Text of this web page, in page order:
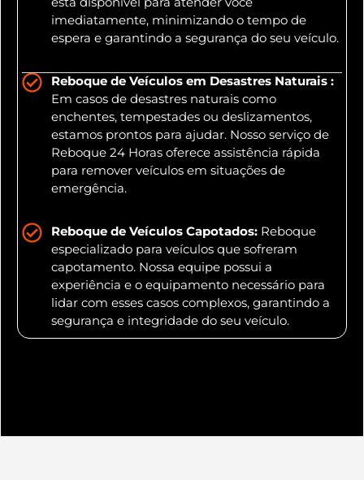
imediatamente, minimizando o tempo de
espera e garantindo a segurança do seu veículo.
Reboque de Veículos em Desastres Naturais :
Em casos de desastres naturais como
enchentes, tempestades ou deslizamentos,
estamos prontos para ajudar. Nosso serviço de
Reboque 24 Horas oferece assistência rápida
para remover veículos em situações de
emergência.
Reboque de Veículos Capotados: Reboque
especializado para veículos que sofreram
capotamento. Nossa equipe possui a
experiência e o equipamento necessário para
lidar com esses casos complexos, garantindo a
segurança e integridade do seu veículo.